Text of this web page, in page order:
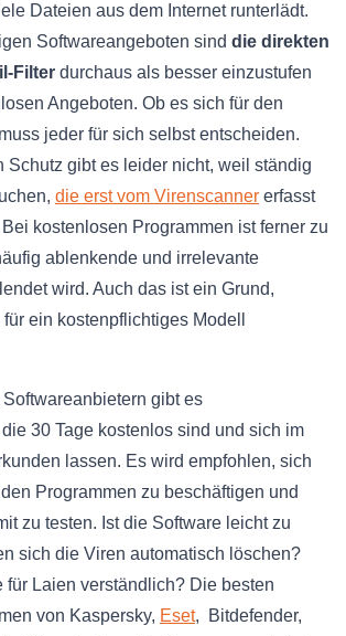
Dateien aus dem Internet runterlädt.
Softwareangeboten sind die direkten
Filter durchaus als besser einzustufen
Angeboten. Ob es sich für den
jeder für sich selbst entscheiden.
Schutz gibt es leider nicht, weil ständig
die erst vom Virenscanner erfasst
kostenlosen Programmen ist ferner zu
ablenkende und irrelevante
wird. Auch das ist ein Grund,
ein kostenpflichtiges Modell
gibt es
30 Tage kostenlos sind und sich im
lassen. Es wird empfohlen, sich
Programmen zu beschäftigen und
zu testen. Ist die Software leicht zu
sich die Viren automatisch löschen?
für Laien verständlich? Die besten
von Kaspersky, Eset, Bitdefender,